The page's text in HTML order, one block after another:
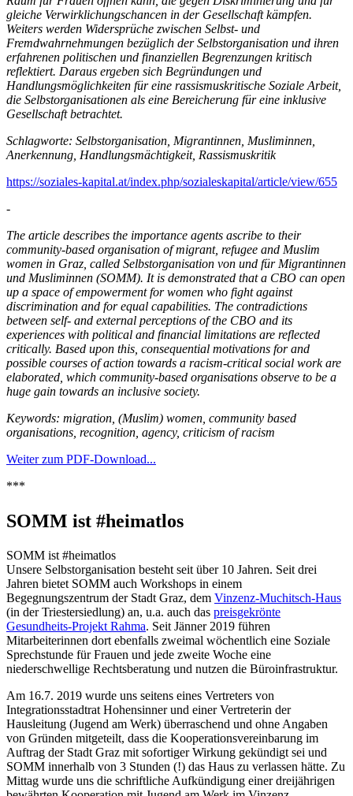
gleiche Verwirklichungschancen in der Gesellschaft kämpfen.
Weiters werden Widersprüche zwischen Selbst- und
Fremdwahrnehmungen bezüglich der Selbstorganisation und ihren
erfahrenen politischen und finanziellen Begrenzungen kritisch
reflektiert. Daraus ergeben sich Begründungen und
Handlungsmöglichkeiten für eine rassismuskritische Soziale Arbeit,
die Selbstorganisationen als eine Bereicherung für eine inklusive
Gesellschaft betrachtet.
Schlagworte: Selbstorganisation, Migrantinnen, Musliminnen,
Anerkennung, Handlungsmächtigkeit, Rassismuskritik
https://soziales-kapital.at/index.php/sozialeskapital/article/view/655
-
The article describes the importance agents ascribe to their
community-based organisation of migrant, refugee and Muslim
women in Graz, called Selbstorganisation von und für Migrantinnen
und Musliminnen (SOMM). It is demonstrated that a CBO can open
up a space of empowerment for women who fight against
discrimination and for equal capabilities. The contradictions
between self- and external perceptions of the CBO and its
experiences with political and financial limitations are reflected
critically. Based upon this, consequential motivations for and
possible courses of action towards a racism-critical social work are
elaborated, which community-based organisations observe to be a
huge gain towards an inclusive society.
Keywords: migration, (Muslim) women, community based
organisations, recognition, agency, criticism of racism
Weiter zum PDF-Download...
***
SOMM ist #heimatlos
SOMM ist #heimatlos
Unsere Selbstorganisation besteht seit über 10 Jahren. Seit drei
Jahren bietet SOMM auch Workshops in einem
Begegnungszentrum der Stadt Graz, dem Vinzenz-Muchitsch-Haus
(in der Triestersiedlung) an, u.a. auch das preisgekrönte
Gesundheits-Projekt Rahma. Seit Jänner 2019 führen
Mitarbeiterinnen dort ebenfalls zweimal wöchentlich eine Soziale
Sprechstunde für Frauen und jede zweite Woche eine
niederschwellige Rechtsberatung und nutzen die Büroinfrastruktur.
Am 16.7. 2019 wurde uns seitens eines Vertreters von
Integrationsstadtrat Hohensinner und einer Vertreterin der
Hausleitung (Jugend am Werk) überraschend und ohne Angaben
von Gründen mitgeteilt, dass die Kooperationsvereinbarung im
Auftrag der Stadt Graz mit sofortiger Wirkung gekündigt sei und
SOMM innerhalb von 3 Stunden (!) das Haus zu verlassen hätte. Zu
Mittag wurde uns die schriftliche Aufkündigung einer dreijährigen